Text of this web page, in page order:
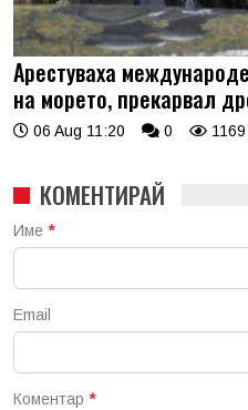
Арестуваха
на морето, прекарвал
06 Aug 11:20 0 1169
КОМЕНТИРАЙ
Име *
Email
Коментар *